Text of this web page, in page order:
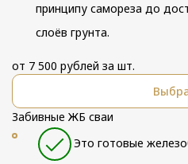
принципу самореза до
слоёв грунта.
от 7 500 рублей за шт.
Забивные ЖБ сваи
Это готовые